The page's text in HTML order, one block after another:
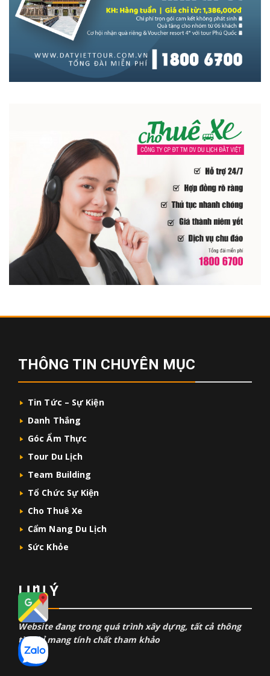
THÔNG TIN CHUYÊN MỤC
Tin Tức – Sự Kiện
Danh Thắng
Góc Ẩm Thực
Tour Du Lịch
Team Building
Tổ Chức Sự Kiện
Cho Thuê Xe
Cẩm Nang Du Lịch
Sức Khỏe
LƯU Ý
Website đang trong quá trình xây dựng, tất cả thông
tin chỉ mang tính chất tham khảo